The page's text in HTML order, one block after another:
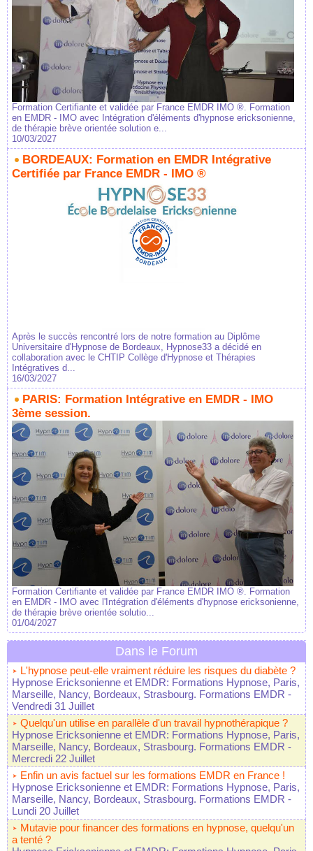
Formation Certifiante et validée par France EMDR IMO ®. Formation
en EMDR - IMO avec Intégration d'éléments d'hypnose ericksonienne,
de thérapie brève orientée solution e...
10/03/2027
BORDEAUX: Formation en EMDR Intégrative
Certifiée par France EMDR - IMO ®
Après le succès rencontré lors de notre formation au Diplôme
Universitaire d'Hypnose de Bordeaux, Hypnose33 a décidé en
collaboration avec le CHTIP Collège d'Hypnose et Thérapies
Intégratives d...
16/03/2027
PARIS: Formation Intégrative en EMDR - IMO
3ème session.
Formation Certifiante et validée par France EMDR IMO ®. Formation
en EMDR - IMO avec l'Intégration d'éléments d'hypnose ericksonienne,
de thérapie brève orientée solutio...
01/04/2027
Dans le Forum
L'hypnose peut-elle vraiment réduire les risques du diabète ?
Hypnose Ericksonienne et EMDR: Formations Hypnose, Paris,
Marseille, Nancy, Bordeaux, Strasbourg. Formations EMDR -
Vendredi 31 Juillet
Quelqu'un utilise en parallèle d'un travail hypnothérapique ?
Hypnose Ericksonienne et EMDR: Formations Hypnose, Paris,
Marseille, Nancy, Bordeaux, Strasbourg. Formations EMDR -
Mercredi 22 Juillet
Enfin un avis factuel sur les formations EMDR en France !
Hypnose Ericksonienne et EMDR: Formations Hypnose, Paris,
Marseille, Nancy, Bordeaux, Strasbourg. Formations EMDR -
Lundi 20 Juillet
Mutavie pour financer des formations en hypnose, quelqu'un
a tenté ?